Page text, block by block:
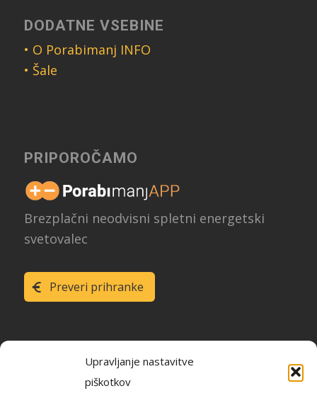
Upravljanje nastavitve
piškotkov
DODATNE VSEBINE
• O Porabimanj INFO
• Šale
PRIPOROČAMO
Brezplačni neodvisni spletni energetski
svetovalec
Preveri prihranke